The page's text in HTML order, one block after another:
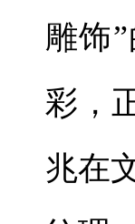
雕饰
彩，
兆在